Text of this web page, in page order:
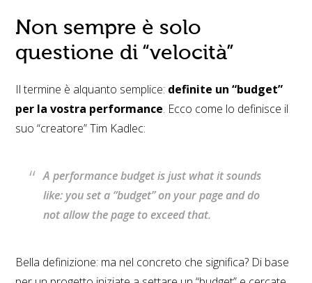
Non sempre è solo
questione di “velocità”
Il termine è alquanto semplice: definite un “budget”
per la vostra performance. Ecco come lo definisce il
suo “creatore” Tim Kadlec:
A performance budget is just what it sounds
like: you set a “budget” on your page and do
not allow the page to exceed that.
Bella definizione: ma nel concreto che significa? Di base